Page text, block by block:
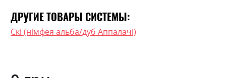
ДРУГИЕ ТОВАРЫ СИСТЕМЫ:
Скі (німфея альба/дуб Аппалачі)